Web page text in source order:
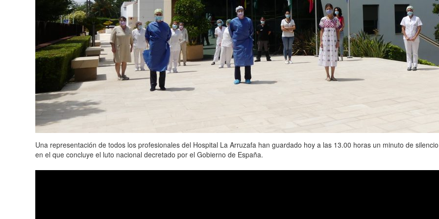
Una representación de todos los profesionales del Hospital La Arruzafa han guardado hoy a las 13.00 horas un minuto de
en el que concluye el luto nacional decretado por el Gobierno de España.